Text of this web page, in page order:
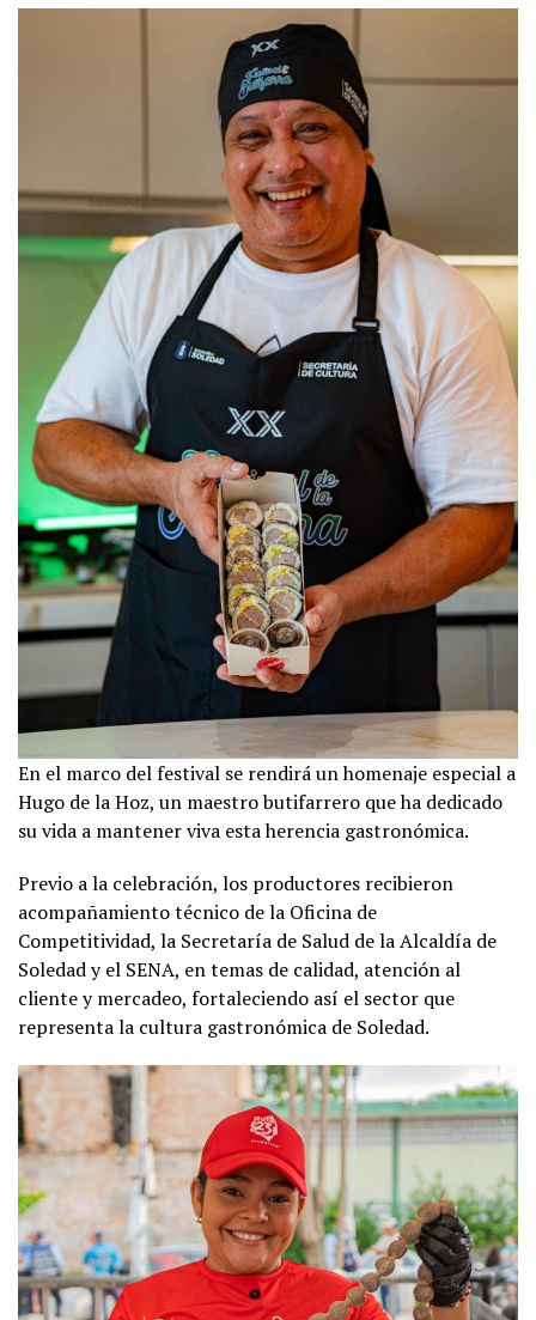
En el marco del festival se rendirá un homenaje especial a
Hugo de la Hoz, un maestro butifarrero que ha dedicado
su vida a mantener viva esta herencia gastronómica.
Previo a la celebración, los productores recibieron
acompañamiento técnico de la Oficina de
Competitividad, la Secretaría de Salud de la Alcaldía de
Soledad y el SENA, en temas de calidad, atención al
cliente y mercadeo, fortaleciendo así el sector que
representa la cultura gastronómica de Soledad.